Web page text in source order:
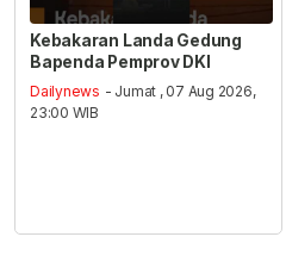
Kebakaran Landa Gedung
Bapenda Pemprov DKI
Dailynews - Jumat , 07 Aug 2026,
23:00 WIB